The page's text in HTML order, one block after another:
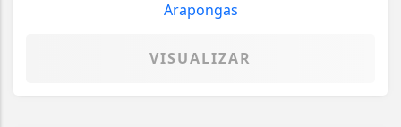
VISUALIZAR